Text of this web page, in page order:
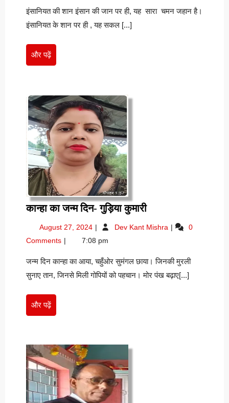
अमरनाथ
अमरनाथ
इंसानियत की शान इंसान की जान पर ही, यह सारा चमन जहान है।
इंसानियत के शान पर ही , यह सकल [...]
और पढ़ेंऔर
पढ़ें
कान्हा का जन्म दिन- गुड़िया कुमारीकान्हा
जन्म
गुड़िया
कुमारी
August 27, 2024 August
2024
Dev Kant Mishra कान्हा
दिन-
गुड़िया
कुमारी
0
Comments
7:08 pm
जन्म दिन कान्हा का आया, चहुँओर सुमंगल छाया। जिनकी मुरली
सुनाए तान, जिनसे मिली गोपियों को पहचान। मोर पंख बढ़ाए[...]
और पढ़ेंऔर
पढ़ें